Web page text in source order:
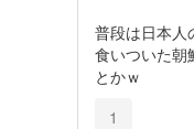
普段は日本人
食いついた朝
とかｗ
1